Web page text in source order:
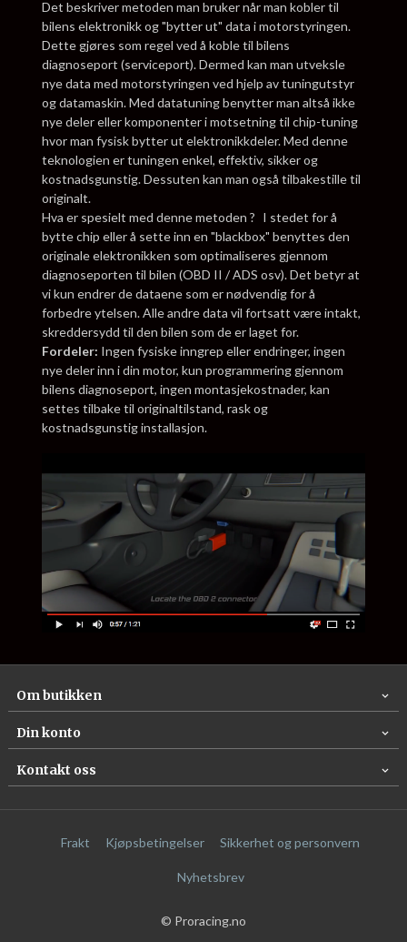
Det beskriver metoden man bruker når man kobler til
bilens elektronikk og "bytter ut" data i motorstyringen.
Dette gjøres som regel ved å koble til bilens
diagnoseport (serviceport). Dermed kan man utveksle
nye data med motorstyringen ved hjelp av tuningutstyr
og datamaskin. Med datatuning benytter man altså ikke
nye deler eller komponenter i motsetning til chip-tuning
hvor man fysisk bytter ut elektronikkdeler. Med denne
teknologien er tuningen enkel, effektiv, sikker og
kostnadsgunstig. Dessuten kan man også tilbakestille til
originalt.
Hva er spesielt med denne metoden ? I stedet for å
bytte chip eller å sette inn en "blackbox" benyttes den
originale elektronikken som optimaliseres gjennom
diagnoseporten til bilen (OBD II / ADS osv). Det betyr at
vi kun endrer de dataene som er nødvendig for å
forbedre ytelsen. Alle andre data vil fortsatt være intakt,
skreddersydd til den bilen som de er laget for.
Fordeler: Ingen fysiske inngrep eller endringer, ingen
nye deler inn i din motor, kun programmering gjennom
bilens diagnoseport, ingen montasjekostnader, kan
settes tilbake til originaltilstand, rask og
kostnadsgunstig installasjon.
Om butikken
Din konto
Kontakt oss
Frakt Kjøpsbetingelser Sikkerhet og personvern
Nyhetsbrev
© Proracing.no